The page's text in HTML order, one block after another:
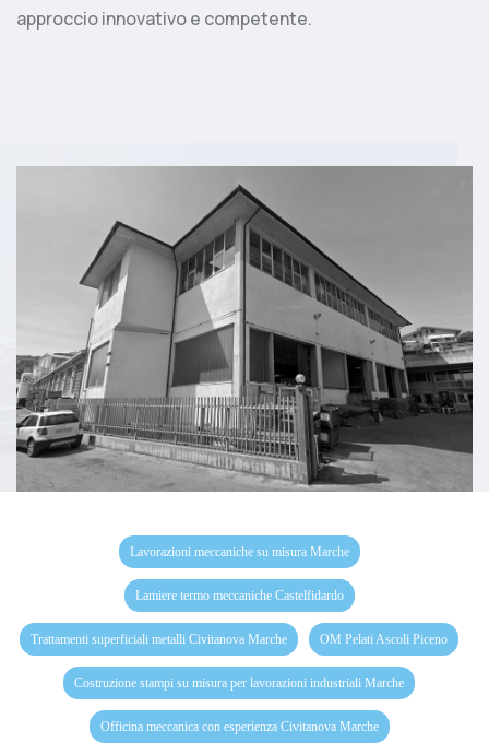
approccio innovativo e competente.
Lavorazioni meccaniche su misura Marche
Lamiere termo meccaniche Castelfidardo
Trattamenti superficiali metalli Civitanova Marche OM Pelati Ascoli Piceno
Costruzione stampi su misura per lavorazioni industriali Marche
Officina meccanica con esperienza Civitanova Marche